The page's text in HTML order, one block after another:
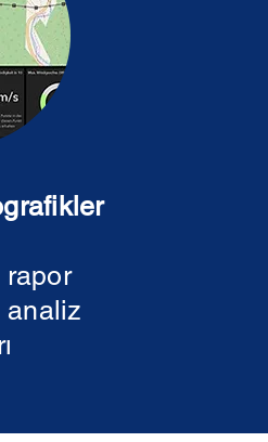
analiz